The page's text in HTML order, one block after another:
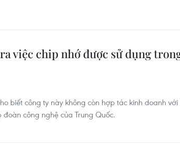
việc chip nhớ được sử dụng
biết công ty này không còn hợp tác kinh doanh
công nghệ của Trung Quốc.